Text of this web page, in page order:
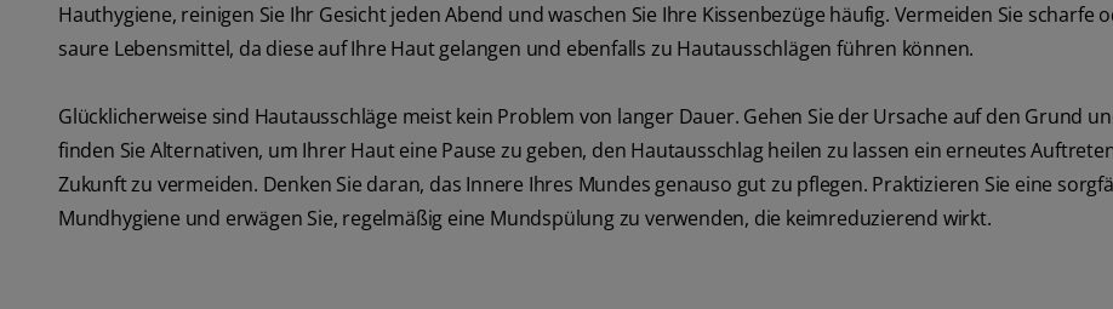
Hauthygiene, reinigen Sie Ihr Gesicht jeden Abend und waschen Sie Ihre Kissenbezüge häufig. Vermeiden Sie scharfe
saure Lebensmittel, da diese auf Ihre Haut gelangen und ebenfalls zu Hautausschlägen führen können.
Glücklicherweise sind Hautausschläge meist kein Problem von langer Dauer. Gehen Sie der Ursache auf den Grund
finden Sie Alternativen, um Ihrer Haut eine Pause zu geben, den Hautausschlag heilen zu lassen ein erneutes
Zukunft zu vermeiden. Denken Sie daran, das Innere Ihres Mundes genauso gut zu pflegen. Praktizieren Sie eine
Mundhygiene und erwägen Sie, regelmäßig eine Mundspülung zu verwenden, die keimreduzierend wirkt.